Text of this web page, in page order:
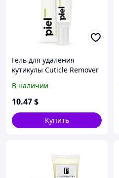
Гель для удаления
кутикулы Cuticle Remover
В наличии
10.47$
Купить